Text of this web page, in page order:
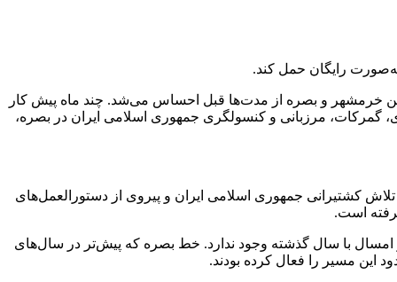
گفت: نیاز کشور به ایجاد خطوط دریایی بین خرمشهر و بصره از مدت‌ها قبل احساس می‌شد. چند ماه پیش کار
گمرکات، مرزبانی و کنسولگری جمهوری اسلامی ایران در بصره،
کشتیرانی جمهوری اسلامی ایران و پیروی از دستورالعمل‌های
امسال با سال گذشته وجود ندارد. خط بصره که پیش‌تر در سال‌های